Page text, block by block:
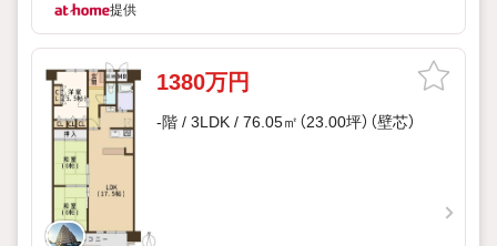
提供
1380万円
-階 / 3LDK / 76.05㎡（23.00坪）（壁芯）